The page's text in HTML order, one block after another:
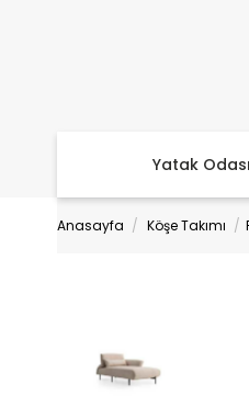
Yatak Odası
Anasayfa Köşe Takımı